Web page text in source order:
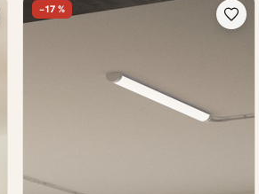
−17 %